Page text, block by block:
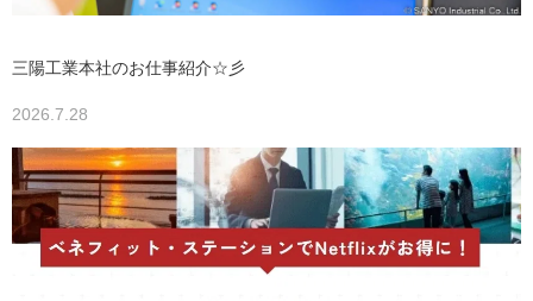
三陽工業本社のお仕事紹介☆彡
2026.7.28